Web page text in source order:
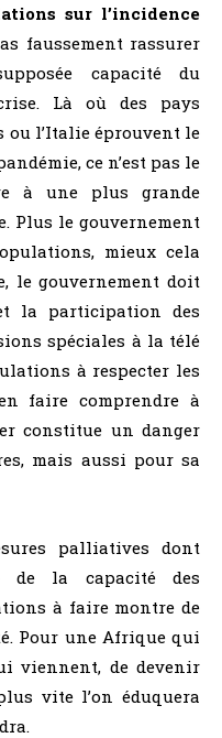
sur l’incidence
faussement rassurer
capacité du
Là où des pays
ou l’Italie éprouvent le
ce n’est pas le
à une plus grande
Plus le gouvernement
mieux cela
le gouvernement doit
la participation des
spéciales à la télé
à respecter les
faire comprendre à
constitue un danger
mais aussi pour sa
palliatives dont
de la capacité des
à faire montre de
Pour une Afrique qui
viennent, de devenir
vite l’on éduquera